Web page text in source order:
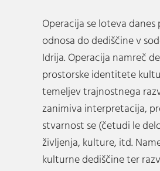
Operacija se loteva
odnosa do dediščine v
Idrija. Operacija namreč
prostorske identitete
temeljev trajnostnega
zanimiva interpretacija,
stvarnost se (četudi le
življenja, kulture, itd.
kulturne dediščine ter